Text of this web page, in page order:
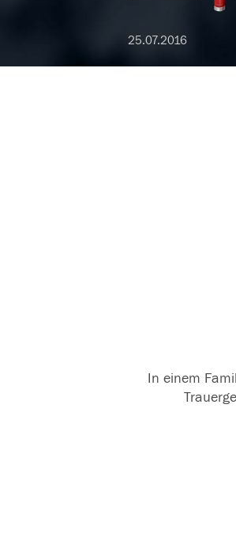
25.07.2016
In einem